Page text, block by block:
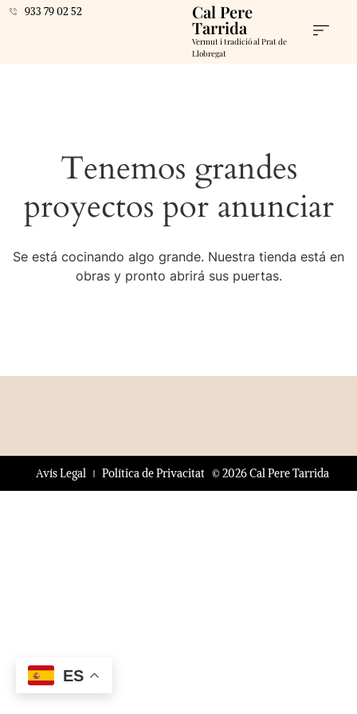
933 79 02 52 Cal Pere
Tarrida
Vermut i tradició al Prat de
Llobregat
Tenemos grandes
proyectos por anunciar
Se está cocinando algo grande. Nuestra tienda está en
obras y pronto abrirá sus puertas.
© 2026 Cal Pere Tarrida
Avís Legal Política de Privacitat
ES